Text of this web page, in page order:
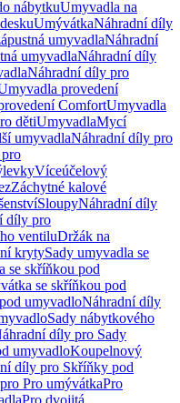
nábytkuUmyvadla na
UmývátkaNáhradní díly
umyvadlaNáhradní
umyvadlaNáhradní díly
Náhradní díly pro
provedení
ComfortUmyvadla
dětiUmyvadlaMycí
umyvadlaNáhradní díly pro
Víceúčelový
Záchytné kalové
SloupyNáhradní díly
díly pro
ventiluDržák na
krytySady umyvadla se
se skříňkou pod
se skříňkou pod
umyvadloNáhradní díly
Sady nábytkového
díly pro Sady
umyvadloKoupelnový
díly pro Skříňky pod
Pro umývátkaPro
Pro dvojitá